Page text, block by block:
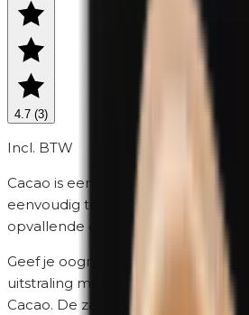
4.7 (3)
Incl. BTW
Cacao is een diep cacaobruin
eenvoudig te combineren is met
opvallende ooglooks.
Geef je oogmake-up een
uitstraling met Unity Cosmetics
Cacao. De zachte formule brengt